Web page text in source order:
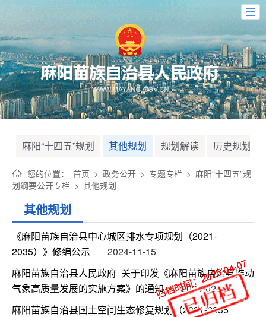
麻阳“十四五”规划 其他规划 规划解读 历史规划
您的位置： 首页 > 政务公开 > 专题专栏 > 麻阳“十四五”规
划纲要公开专栏 > 其他规划
其他规划
《麻阳苗族自治县中心城区排水专项规划（2021-
2035）》修编公示
2024-11-15
麻阳苗族自治县人民政府 关于印发《麻阳苗族自治县推动
气象高质量发展的实施方案》的通知
2024-02-28
麻阳苗族自治县国土空间生态修复规划（2021-2035
归档时间：2025-04-07
归档时间：2025-04-07